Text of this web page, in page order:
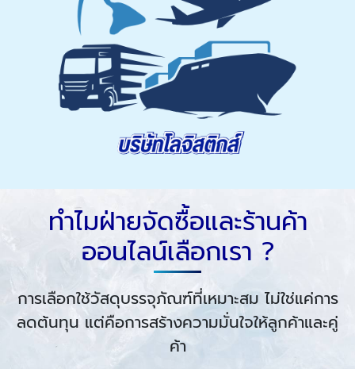
ทำไมฝ่ายจัดซื้อและร้านค้า
ออนไลน์เลือกเรา ?
การเลือกใช้วัสดุบรรจุภัณฑ์ที่เหมาะสม ไม่ใช่แค่การ
ลดต้นทุน แต่คือการสร้างความมั่นใจให้ลูกค้าและคู่
ค้า